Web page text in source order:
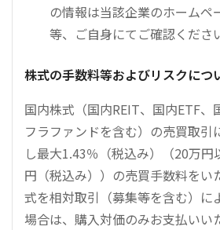
の情報は当該企業のホームペ
等、ご自身にてご確認くださ
株式の手数料等およびリスクにつ
国内株式（国内REIT、国内ETF、
フラファンドを含む）の売買取引
し最大1.43％（税込み）（20万
円（税込み））の売買手数料をい
式を相対取引（募集等を含む）に
場合は、購入対価のみお支払いい